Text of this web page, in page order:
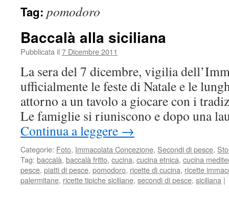
Tag: pomodoro
Baccalà alla siciliana
Pubblicata il 7 Dicembre 2011
La sera del 7 dicembre, vigilia
ufficialmente le feste di Natale e le
attorno a un tavolo a giocare con i
Le famiglie si riuniscono e dopo una
Continua a leggere →
Categorie: Foto, Immacolata Concezione, Secondi di pesce,
Tag: baccalà, baccalà fritto, cucina, cucina etnica, cucina
pesce, piatti di pesce, pomodoro, ricette di cucina, ricette
palermitane, ricette tipiche siciliane, secondi di pesce, siciliana |